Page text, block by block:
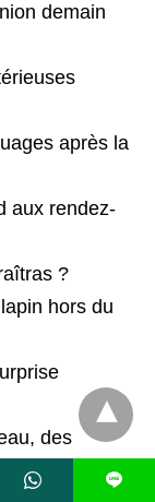
demain
après la
aux rendez-
?
hors du
des
L